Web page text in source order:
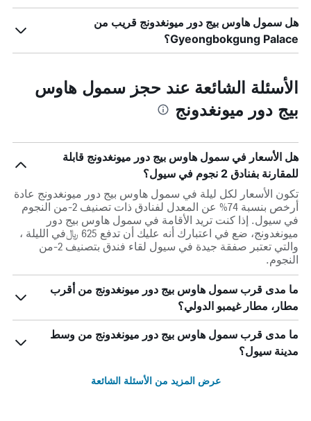
هل سمول هاوس بيج دور ميونغدونج قريب من
Gyeongbokgung Palace؟
الأسئلة الشائعة عند حجز سمول هاوس
بيج دور ميونغدونج
هل الأسعار في سمول هاوس بيج دور ميونغدونج قابلة
للمقارنة بفنادق 2 نجوم في سيول؟
تكون الأسعار لكل ليلة في سمول هاوس بيج دور ميونغدونج عادة
أرخص بنسبة 74% عن المعدل لفنادق ذات تصنيف 2-من النجوم
في سيول. إذا كنت تريد الأقامة في سمول هاوس بيج دور
ميونغدونج، ضع في اعتبارك أنه عليك أن تدفع 625 ﷼في الليلة ،
والتي تعتبر صفقة جيدة في سيول لقاء فندق بتصنيف 2-من
النجوم.
ما مدى قرب سمول هاوس بيج دور ميونغدونج من أقرب
مطار، مطار غيمبو الدولي؟
ما مدى قرب سمول هاوس بيج دور ميونغدونج من وسط
مدينة سيول؟
عرض المزيد من الأسئلة الشائعة